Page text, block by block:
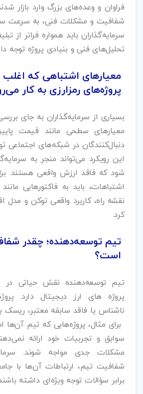
فراوان و وعده‌های بزرگ وارد بازار
شفافیت و مشکلات فنی، به سرعت
سرمایه‌گذاران باید همواره فراتر از
تحلیل‌های فنی و بنیادی پروژه توجه
معیارهای اشتباهی که اغلب
پروژه‌های رمزارزی به کار
بسیاری از سرمایه‌گذاران به جای
معیارهای سطحی مانند قیمت
دنبال‌کنندگان در شبکه‌های اجتماعی
این رویکرد می‌تواند منجر به
شود که فاقد ارزش واقعی هستند.
اشتباهات، باید به فاکتورهایی
نقشه راه، کاربرد واقعی توکن و مدل
کرد.
تیم توسعه‌دهنده؛ چقدر
است؟
تیم توسعه‌دهنده نقش حیاتی در
پروژه های ارز دیجیتال دارد.
ناشناس یا فاقد سابقه معتبر، ریسک
برای مثال، پروژه‌هایی که تیم آن‌ها
سوابق و تجربیات خود ارائه
مشکلات جدی مواجه شوند.
شفافیت تیم، ارتباطات آن‌ها با
برابر سؤالات توجه ویژه‌ای داشته